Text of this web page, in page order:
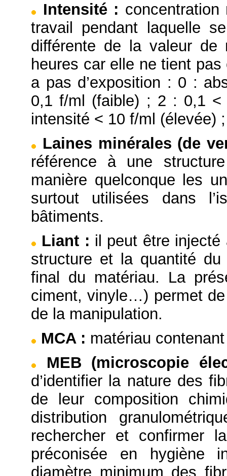
Intensité:
travail pendant laquelle
différente de la valeur de
heures car elle ne tient
a pas d’exposition : 0 :
0,1 f/ml (faible) ; 2 : 0,1
intensité < 10 f/ml (élevée)
Laines minérales (de
référence à une
manière quelconque les
surtout utilisées dans
bâtiments.
Liant : il peut être
structure et la quantité du
final du matériau. La
ciment, vinyle…) permet
de la manipulation.
MCA: matériau
MEB (microscopie
d’identifier la nature des
de leur composition
distribution
rechercher et confirmer
préconisée en hygiène
diamètre minimum des